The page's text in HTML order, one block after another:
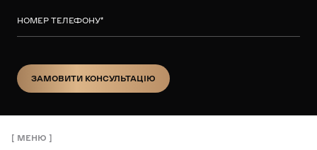
НОМЕР ТЕЛЕФОНУ*
ЗАМОВИТИ КОНСУЛЬТАЦІЮ
МЕНЮ